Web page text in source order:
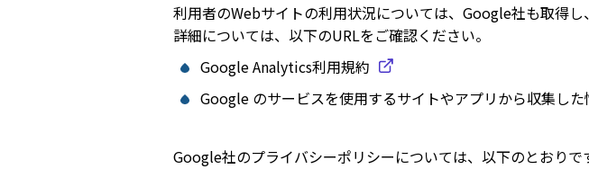
利用者のWebサイトの利用状況については、Google社も取得し
詳細については、以下のURLをご確認ください。
Google Analytics利用規約
Google のサービスを使用するサイトやアプリから収集し
Google社のプライバシーポリシーについては、以下のとおりで